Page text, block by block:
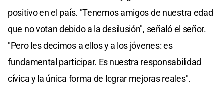
positivo en el país. "Tenemos amigos de nuestra edad
que no votan debido a la desilusión", señaló el señor.
"Pero les decimos a ellos y a los jóvenes: es
fundamental participar. Es nuestra responsabilidad
cívica y la única forma de lograr mejoras reales".